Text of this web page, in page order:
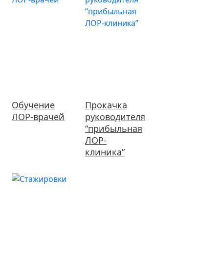
Обучение
ЛОР-врачей
Прокачка
руководителя
“прибыльная
ЛОР-
клиника”